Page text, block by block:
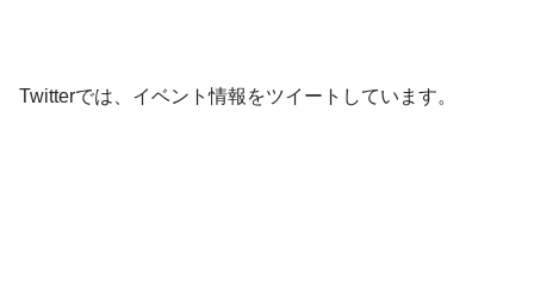
Twitterでは、イベント情報をツイートしています。